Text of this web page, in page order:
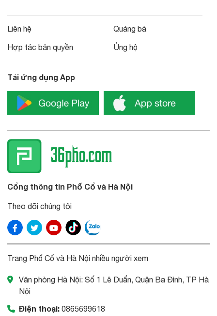
Liên hệ
Hợp tác bản quyền
Quảng bá
Ủng hộ
Tải ứng dụng App
Cổng thông tin Phố Cổ và Hà Nội
Theo dõi chúng tôi
Trang Phố Cổ và Hà Nội nhiều người xem
Văn phòng Hà Nội: Số 1 Lê Duẩn, Quận Ba Đình, TP Hà
Nội
Điện thoại: 0865699618